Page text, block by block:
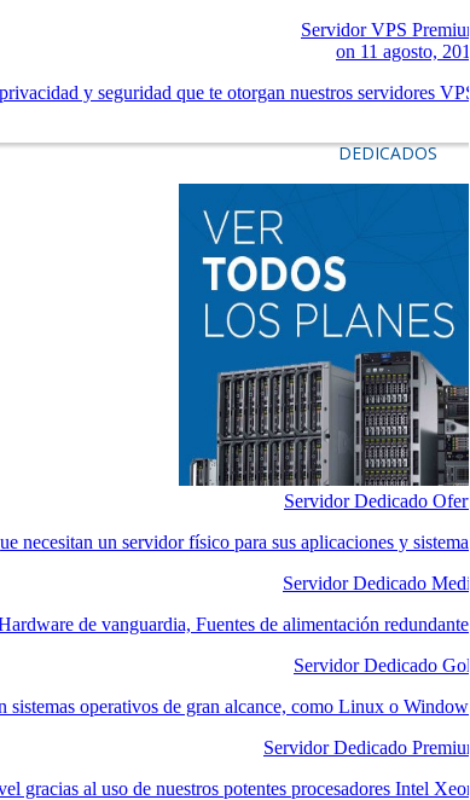
Servidor VPS
on 11 agosto,
y seguridad que te otorgan nuestros servidores
DEDICADOS
Servidor Dedicado
necesitan un servidor físico para sus aplicaciones y
Servidor Dedicado
de vanguardia, Fuentes de alimentación
Servidor Dedicado
sistemas operativos de gran alcance, como Linux o
Servidor Dedicado
gracias al uso de nuestros potentes procesadores Intel